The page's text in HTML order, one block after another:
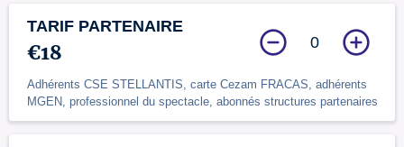
TARIF PARTENAIRE
€18
Adhérents CSE STELLANTIS, carte Cezam FRACAS, adhérents
MGEN, professionnel du spectacle, abonnés structures partenaires
0